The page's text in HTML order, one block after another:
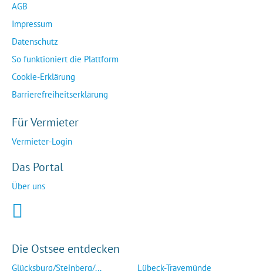
AGB
Impressum
Datenschutz
So funktioniert die Plattform
Cookie-Erklärung
Barrierefreiheitserklärung
Für Vermieter
Vermieter-Login
Das Portal
Über uns
Die Ostsee entdecken
Glücksburg/Steinberg/...
Lübeck-Travemünde